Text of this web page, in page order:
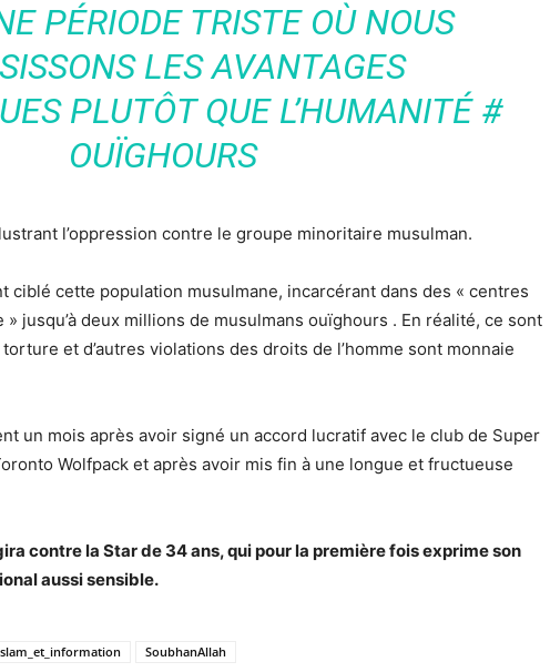
PÉRIODE TRISTE OÙ NOUS
LES AVANTAGES
PLUTÔT QUE L’HUMANITÉ #
OUÏGHOURS
l’oppression contre le groupe minoritaire musulman.
ciblé cette population musulmane, incarcérant dans des « centres
jusqu’à deux millions de musulmans ouïghours . En réalité, ce sont
et d’autres violations des droits de l’homme sont monnaie
un mois après avoir signé un accord lucratif avec le club de Super
Wolfpack et après avoir mis fin à une longue et fructueuse
contre la Star de 34 ans, qui pour la première fois exprime son
aussi sensible.
SoubhanAllah